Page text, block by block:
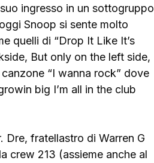
ingresso in un sottogruppo
Snoop si sente molto
quelli di “Drop It Like It’s
But only on the left side,
“I wanna rock” dove
big I’m all in the club
fratellastro di Warren G
crew 213 (assieme anche al